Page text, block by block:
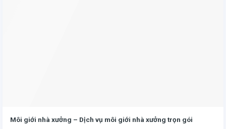
Môi giới nhà xưởng – Dịch vụ môi giới nhà xưởng trọn gói